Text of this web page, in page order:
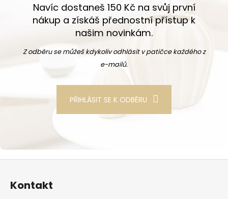
Navíc dostaneš 150 Kč na svůj první
nákup a získáš přednostní přístup k
našim novinkám.
Z odběru se můžeš kdykoliv odhlásit v patičce každého z
e-mailů.
PŘIHLÁSIT SE K ODBĚRU
Zápatí
Kontakt